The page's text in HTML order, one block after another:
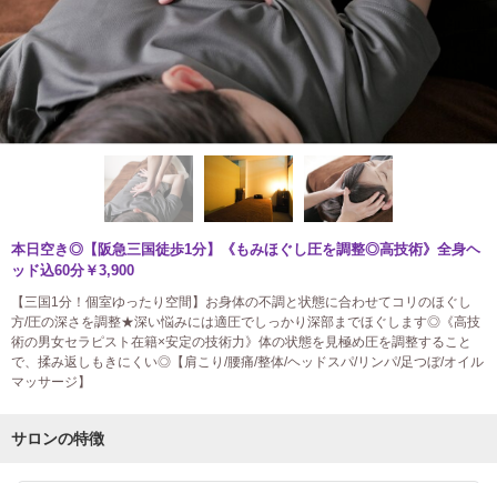
本日空き◎【阪急三国徒歩1分】《もみほぐし圧を調整◎高技術》全身ヘ
ッド込60分￥3,900
【三国1分！個室ゆったり空間】お身体の不調と状態に合わせてコリのほぐし
方/圧の深さを調整★深い悩みには適圧でしっかり深部までほぐします◎《高技
術の男女セラピスト在籍×安定の技術力》体の状態を見極め圧を調整すること
で、揉み返しもきにくい◎【肩こり/腰痛/整体/ヘッドスパ/リンパ/足つぼ/オイル
マッサージ】
サロンの特徴